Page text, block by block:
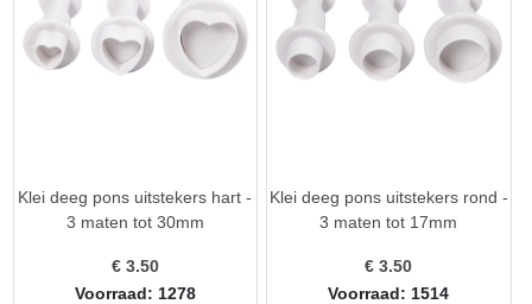
Klei deeg pons uitstekers hart -
3 maten tot 30mm
€ 3.50
Voorraad: 1278
Klei deeg pons uitstekers rond -
3 maten tot 17mm
€3.50
Voorraad: 1514